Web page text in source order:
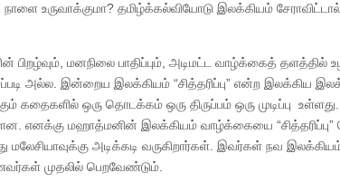
உருவாக்குமா? தமிழ்க்கல்வியோடு இலக்கியம்
மனநிலை பாதிப்பும், அடிமட்ட வாழ்க்கைத் தளத்தில்
அல்ல. இன்றைய இலக்கியம் “சித்தரிப்பு” என்ற இலக்கிய
கதைகளில் ஒரு தொடக்கம் ஒரு திருப்பம் ஒரு முடிப்பு உள்ளது.
எனக்கு மஹாத்மனின் இலக்கியம் வாழ்க்கையை “சித்தரிப்பு”
மலேசியாவுக்கு அடிக்கடி வருகிறார்கள். இவர்கள் நவ
முதலில் பெறவேண்டும்.